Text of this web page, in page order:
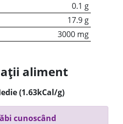
0.1 g
17.9 g
3000 mg
aliment
(1.63kCal/g)
cunoscând